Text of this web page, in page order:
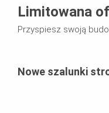
Limitowana
Przyspiesz swoją
Nowe szalunki